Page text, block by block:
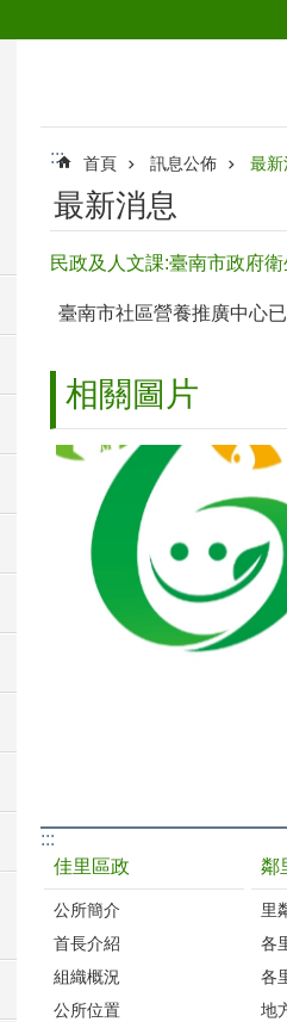
::: 首頁 訊息公佈 最新
最新消息
民政及人文課:臺南市政府
臺南市社區營養推廣中心
相關圖片
:::
佳里區政
公所簡介
首長介紹
組織概況
公所位置
鄰
里
各
各
地